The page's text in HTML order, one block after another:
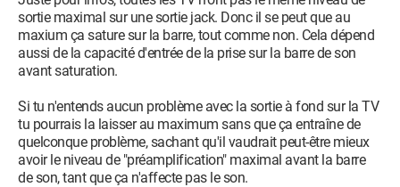
sortie maximal sur une sortie jack. Donc il se peut que au
maxium ça sature sur la barre, tout comme non. Cela dépend
aussi de la capacité d'entrée de la prise sur la barre de son
avant saturation.
Si tu n'entends aucun problème avec la sortie à fond sur la TV
tu pourrais la laisser au maximum sans que ça entraîne de
quelconque problème, sachant qu'il vaudrait peut-être mieux
avoir le niveau de "préamplification" maximal avant la barre
de son, tant que ça n'affecte pas le son.